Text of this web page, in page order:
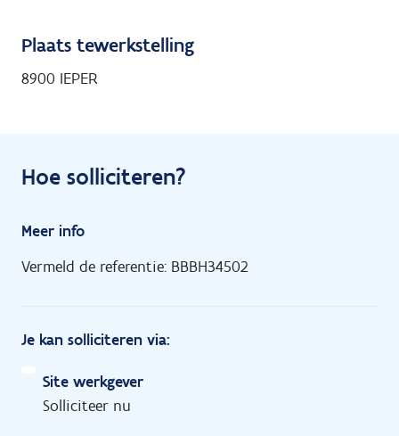
Plaats tewerkstelling
8900 IEPER
Hoe solliciteren?
Meer info
Vermeld de referentie: BBBH34502
Je kan solliciteren via:
Site werkgever
Solliciteer nu